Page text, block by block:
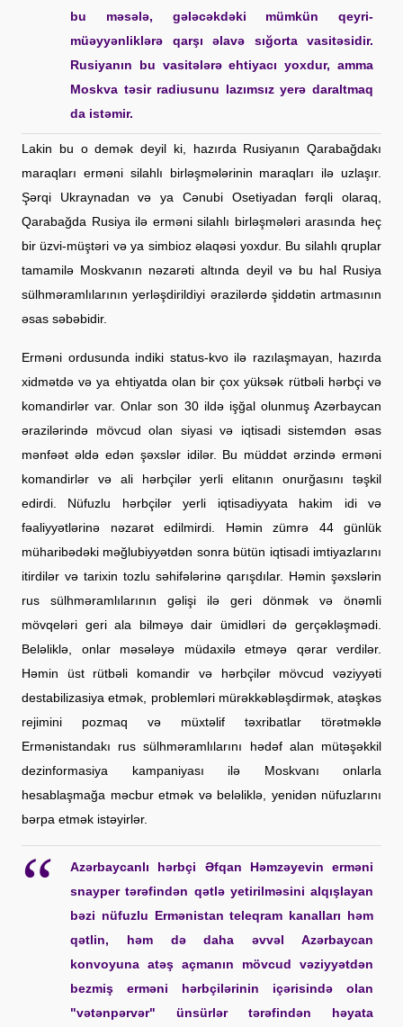
bu məsələ, gələcəkdəki mümkün qeyri-
müəyyənliklərə qarşı əlavə sığorta vasitəsidir.
Rusiyanın bu vasitələrə ehtiyacı yoxdur, amma
Moskva təsir radiusunu lazımsız yerə daraltmaq
da istəmir.
Lakin bu o demək deyil ki, hazırda Rusiyanın Qarabağdakı
maraqları erməni silahlı birləşmələrinin maraqları ilə uzlaşır.
Şərqi Ukraynadan və ya Cənubi Osetiyadan fərqli olaraq,
Qarabağda Rusiya ilə erməni silahlı birləşmələri arasında heç
bir üzvi-müştəri və ya simbioz əlaqəsi yoxdur. Bu silahlı qruplar
tamamilə Moskvanın nəzarəti altında deyil və bu hal Rusiya
sülhməramlılarının yerləşdirildiyi ərazilərdə şiddətin artmasının
əsas səbəbidir.
Erməni ordusunda indiki status-kvo ilə razılaşmayan, hazırda
xidmətdə və ya ehtiyatda olan bir çox yüksək rütbəli hərbçi və
komandirlər var. Onlar son 30 ildə işğal olunmuş Azərbaycan
ərazilərində mövcud olan siyasi və iqtisadi sistemdən əsas
mənfəət əldə edən şəxslər idilər. Bu müddət ərzində erməni
komandirlər və ali hərbçilər yerli elitanın onurğasını təşkil
edirdi. Nüfuzlu hərbçilər yerli iqtisadiyyata hakim idi və
fəaliyyətlərinə nəzarət edilmirdi. Həmin zümrə 44 günlük
müharibədəki məğlubiyyətdən sonra bütün iqtisadi imtiyazlarını
itirdilər və tarixin tozlu səhifələrinə qarışdılar. Həmin şəxslərin
rus sülhməramlılarının gəlişi ilə geri dönmək və önəmli
mövqeləri geri ala bilməyə dair ümidləri də gerçəkləşmədi.
Beləliklə, onlar məsələyə müdaxilə etməyə qərar verdilər.
Həmin üst rütbəli komandir və hərbçilər mövcud vəziyyəti
destabilizasiya etmək, problemləri mürəkkəbləşdirmək, atəşkəs
rejimini pozmaq və müxtəlif təxribatlar törətməklə
Ermənistandakı rus sülhməramlılarını hədəf alan mütəşəkkil
dezinformasiya kampaniyası ilə Moskvanı onlarla
hesablaşmağa məcbur etmək və beləliklə, yenidən nüfuzlarını
bərpa etmək istəyirlər.
Azərbaycanlı hərbçi Əfqan Həmzəyevin erməni
snayper tərəfindən qətlə yetirilməsini alqışlayan
bəzi nüfuzlu Ermənistan teleqram kanalları həm
qətlin, həm də daha əvvəl Azərbaycan
konvoyuna atəş açmanın mövcud vəziyyətdən
bezmiş erməni hərbçilərinin içərisində olan
"vətənpərvər" ünsürlər tərəfindən həyata